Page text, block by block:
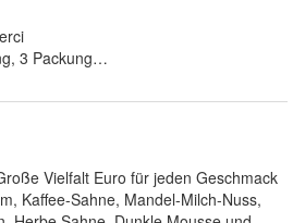
Vielfalt Euro für jeden Geschmack
Kaffee-Sahne, Mandel-Milch-Nuss,